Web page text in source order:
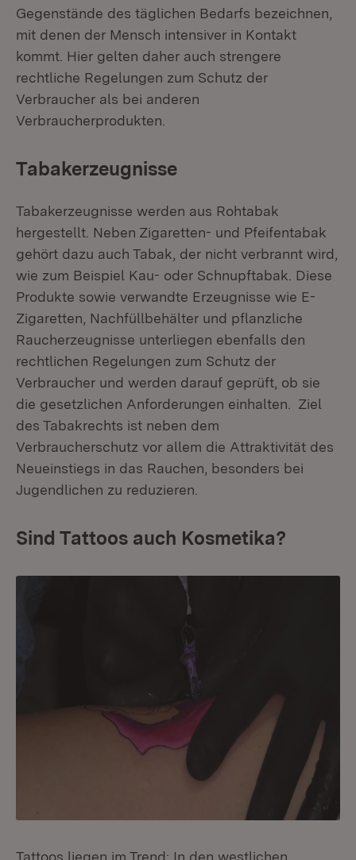
Gegenstände des täglichen Bedarfs bezeichnen,
mit denen der Mensch intensiver in Kontakt
kommt. Hier gelten daher auch strengere
rechtliche Regelungen zum Schutz der
Verbraucher als bei anderen
Verbraucherprodukten.
Tabakerzeugnisse
Tabakerzeugnisse werden aus Rohtabak
hergestellt. Neben Zigaretten- und Pfeifentabak
gehört dazu auch Tabak, der nicht verbrannt wird,
wie zum Beispiel Kau- oder Schnupftabak. Diese
Produkte sowie verwandte Erzeugnisse wie E-
Zigaretten, Nachfüllbehälter und pflanzliche
Raucherzeugnisse unterliegen ebenfalls den
rechtlichen Regelungen zum Schutz der
Verbraucher und werden darauf geprüft, ob sie
die gesetzlichen Anforderungen einhalten. Ziel
des Tabakrechts ist neben dem
Verbraucherschutz vor allem die Attraktivität des
Neueinstiegs in das Rauchen, besonders bei
Jugendlichen zu reduzieren.
Sind Tattoos auch Kosmetika?
Tattoos liegen im Trend: In den westlichen